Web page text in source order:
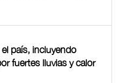
país, incluyendo
fuertes lluvias y calor